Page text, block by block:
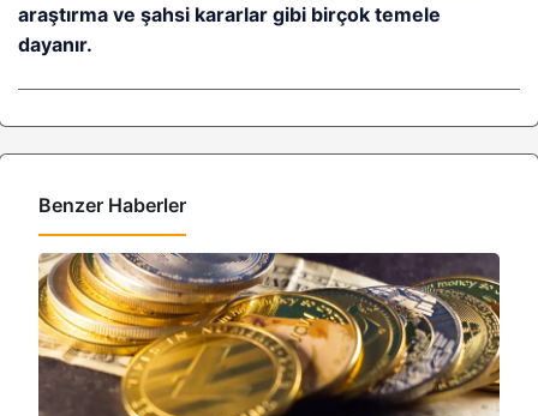
araştırma ve şahsi kararlar gibi birçok temele
dayanır.
Benzer Haberler